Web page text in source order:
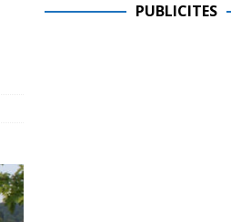
PUBLICITES